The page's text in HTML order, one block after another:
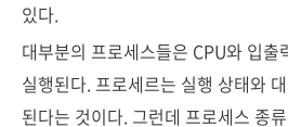
있다.
대부분의 프로세스들은 CPU와 입출
실행된다. 프로세르는 실행 상태와
된다는 것이다. 그런데 프로세스 종